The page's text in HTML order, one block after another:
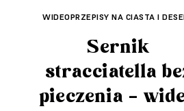
WIDEOPRZEPISY NA CIASTA I
Sernik
stracciatella
pieczenia –